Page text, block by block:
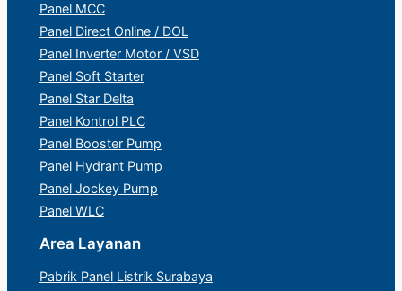
Panel MCC
Panel Direct Online / DOL
Panel Inverter Motor / VSD
Panel Soft Starter
Panel Star Delta
Panel Kontrol PLC
Panel Booster Pump
Panel Hydrant Pump
Panel Jockey Pump
Panel WLC
Area Layanan
Pabrik Panel Listrik Surabaya